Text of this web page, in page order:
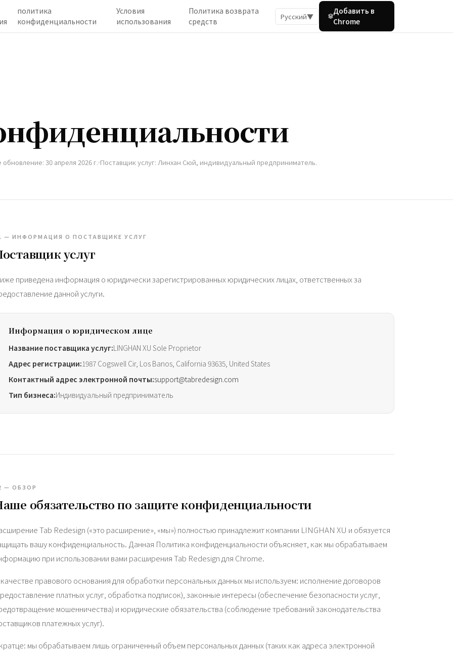
политика
конфиденциальности
Условия
использования
Политика возврата
средств
Русский▼
Добавить в
Chrome
30 апреля 2026 г. Поставщик услуг: Линхан Сюй, индивидуальный предприниматель.
— ИНФОРМАЦИЯ О ПОСТАВЩИКЕ УСЛУГ
услуг
приведена информация о юридически зарегистрированных юридических лицах, ответственных за
данной услуги.
Информация о юридическом лице
Название поставщика услуг:LINGHAN XU Sole Proprietor
Адрес регистрации:1987 Cogswell Cir, Los Banos, California 93635, United States
Контактный адрес электронной почты:support@tabredesign.com
Тип бизнеса:Индивидуальный предприниматель
— ОБЗОР
обязательство по защите конфиденциальности
Tab Redesign («это расширение», «мы») полностью принадлежит компании LINGHAN XU и обязуется
вашу конфиденциальность. Данная Политика конфиденциальности объясняет, как мы обрабатываем
при использовании вами расширения Tab Redesign для Chrome.
правового основания для обработки персональных данных мы используем: исполнение договоров
платных услуг, обработка подписок), законные интересы (обеспечение безопасности услуг,
мошенничества) и юридические обязательства (соблюдение требований законодательства
платежных услуг).
мы обрабатываем лишь ограниченный объем персональных данных (таких как адреса электронной